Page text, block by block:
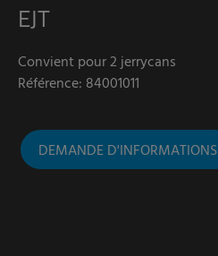
EJT
Convient pour 2 jerrycans
Référence: 84001011
DEMANDE D'INFORMATIONS